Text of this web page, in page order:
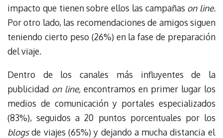
impacto que tienen sobre ellos las campañas on line.
Por otro lado, las recomendaciones de amigos siguen
teniendo cierto peso (26%) en la fase de preparación
del viaje.
Dentro de los canales más influyentes de la
publicidad on line, encontramos en primer lugar los
medios de comunicación y portales especializados
(83%), seguidos a 20 puntos porcentuales por los
blogsde viajes (65%) y dejando a mucha distancia el